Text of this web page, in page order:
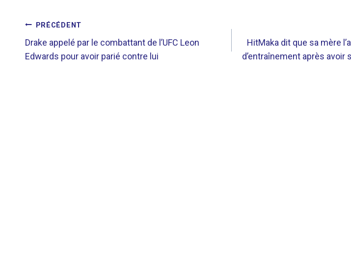
NAVIGATION
DE
PRÉCÉDENT
Drake appelé par le combattant de l’UFC Leon
Edwards pour avoir parié contre lui
HitMaka dit que sa mère
d’entraînement après avoir